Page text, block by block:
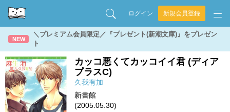
ログイン 新規会員登録
NEW
＼プレミアム会員限定／『プレゼント(新潮文庫)』をプレゼン
ト
カッコ悪くてカッコイイ君 (ディア
プラスC)
久我有加
新書館
(2005.05.30)